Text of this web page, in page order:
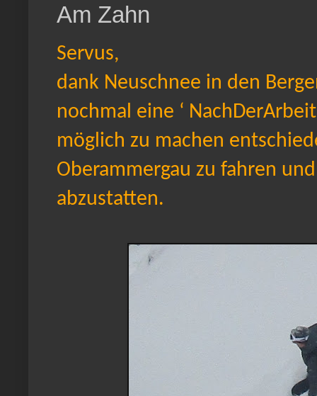
Am Zahn
Servus,
dank Neuschnee in den
nochmal eine ‘
möglich zu machen
Oberammergau zu fahren
abzustatten.